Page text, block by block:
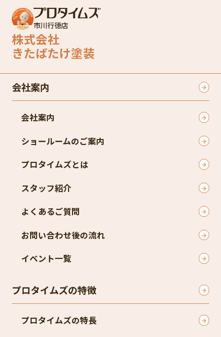
市川行徳店
株式会社
きたばたけ塗装
会社案内
会社案内
ショールームのご案内
プロタイムズとは
スタッフ紹介
よくあるご質問
お問い合わせ後の流れ
イベント一覧
プロタイムズの特徴
プロタイムズの特長